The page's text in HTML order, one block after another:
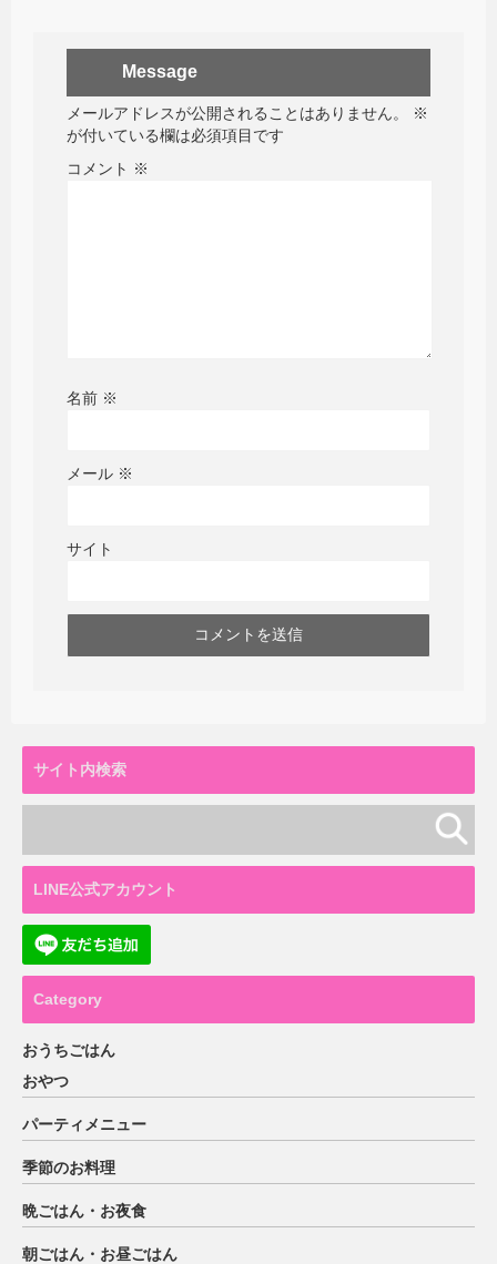
Message
メールアドレスが公開されることはありません。
※
が付いている欄は必須項目です
コメント ※
名前 ※
メール ※
サイト
サイト内検索
LINE公式アカウント
Category
おうちごはん
おやつ
パーティメニュー
季節のお料理
晩ごはん・お夜食
朝ごはん・お昼ごはん